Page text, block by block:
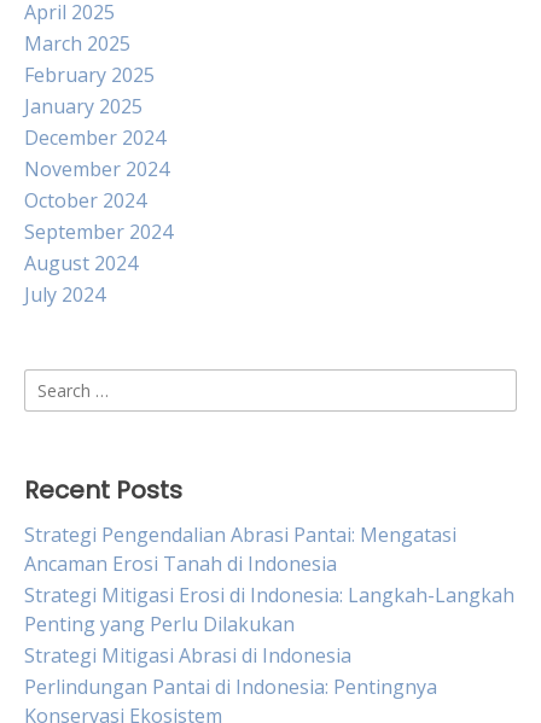
April 2025
March 2025
February 2025
January 2025
December 2024
November 2024
October 2024
September 2024
August 2024
July 2024
Search
for:
Recent Posts
Strategi Pengendalian Abrasi Pantai: Mengatasi
Ancaman Erosi Tanah di Indonesia
Strategi Mitigasi Erosi di Indonesia: Langkah-Langkah
Penting yang Perlu Dilakukan
Strategi Mitigasi Abrasi di Indonesia
Perlindungan Pantai di Indonesia: Pentingnya
Konservasi Ekosistem